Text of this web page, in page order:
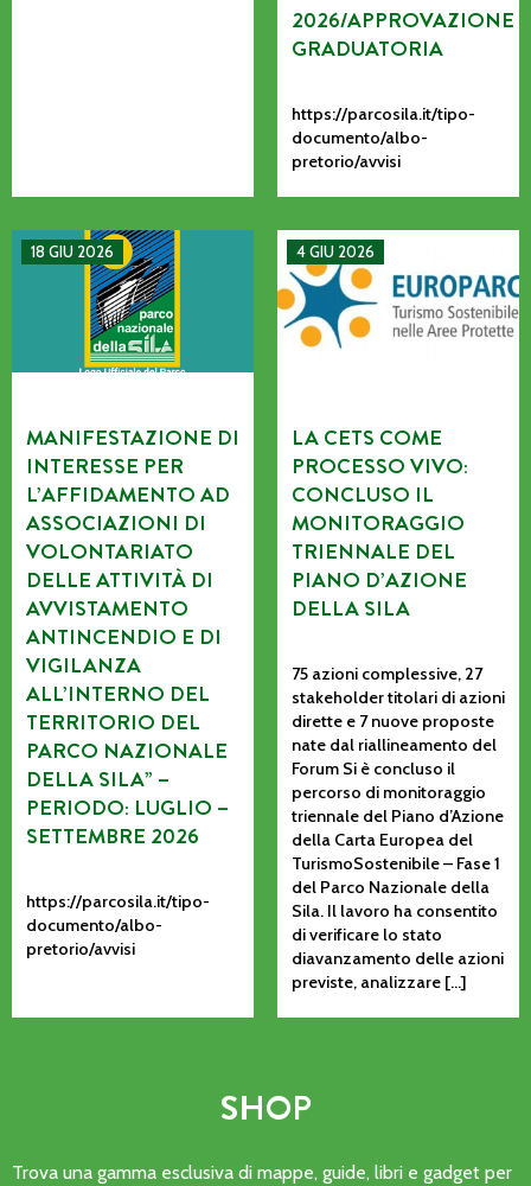
2026/APPROVAZIONE
GRADUATORIA
https://parcosila.it/tipo-
documento/albo-
pretorio/avvisi
18 GIU 2026
MANIFESTAZIONE DI INTERESSE PER L’AFFIDAMENTO
MANIFESTAZIONE DI
INTERESSE PER
L’AFFIDAMENTO AD
ASSOCIAZIONI DI
VOLONTARIATO
DELLE ATTIVITÀ DI
AVVISTAMENTO
ANTINCENDIO E DI
VIGILANZA
ALL’INTERNO DEL
TERRITORIO DEL
PARCO NAZIONALE
DELLA SILA” –
PERIODO: LUGLIO –
SETTEMBRE 2026
https://parcosila.it/tipo-
documento/albo-
pretorio/avvisi
4 GIU 2026
La CETS come processo
LA CETS COME
PROCESSO VIVO:
CONCLUSO IL
MONITORAGGIO
TRIENNALE DEL
PIANO D’AZIONE
DELLA SILA
75 azioni complessive, 27
stakeholder titolari di azioni
dirette e 7 nuove proposte
nate dal riallineamento del
Forum Si è concluso il
percorso di monitoraggio
triennale del Piano d’Azione
della Carta Europea del
TurismoSostenibile – Fase 1
del Parco Nazionale della
Sila. Il lavoro ha consentito
di verificare lo stato
diavanzamento delle azioni
previste, analizzare […]
SHOP
Trova una gamma esclusiva di mappe, guide, libri e gadget per